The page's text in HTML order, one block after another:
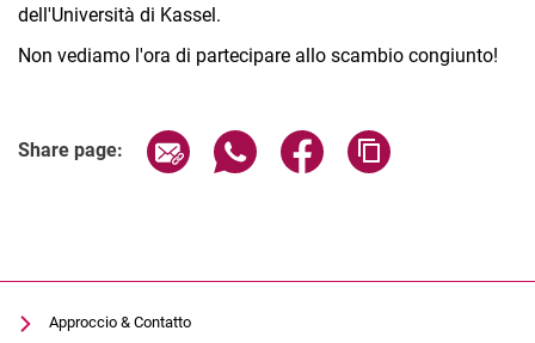
dell'Università di Kassel.
Non vediamo l'ora di partecipare allo scambio congiunto!
Share page: Share page via email
Share page via WhatsApp
Share page via
Approccio & Contatto